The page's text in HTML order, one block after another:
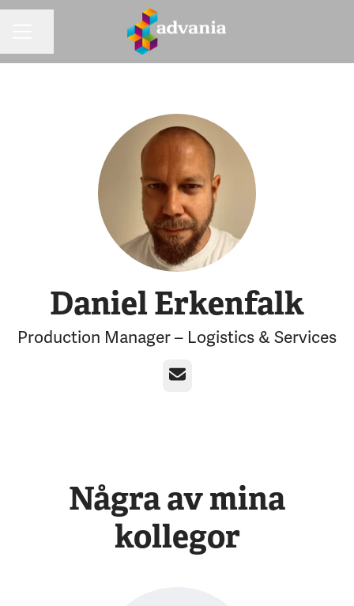
Daniel Erkenfalk
Production Manager – Logistics & Services
E-post
Några av mina
kollegor